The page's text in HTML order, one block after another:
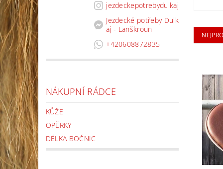
jezdeckepotrebydulkaj
Jezdecké potřeby Dulk
aj - Lanškroun
+420608872835
NÁKUPNÍ RÁDCE
KŮŽE
OPĚRKY
DÉLKA BOČNIC